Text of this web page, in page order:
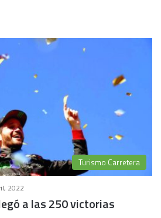
Turismo Carretera
2022
a las 250 victorias